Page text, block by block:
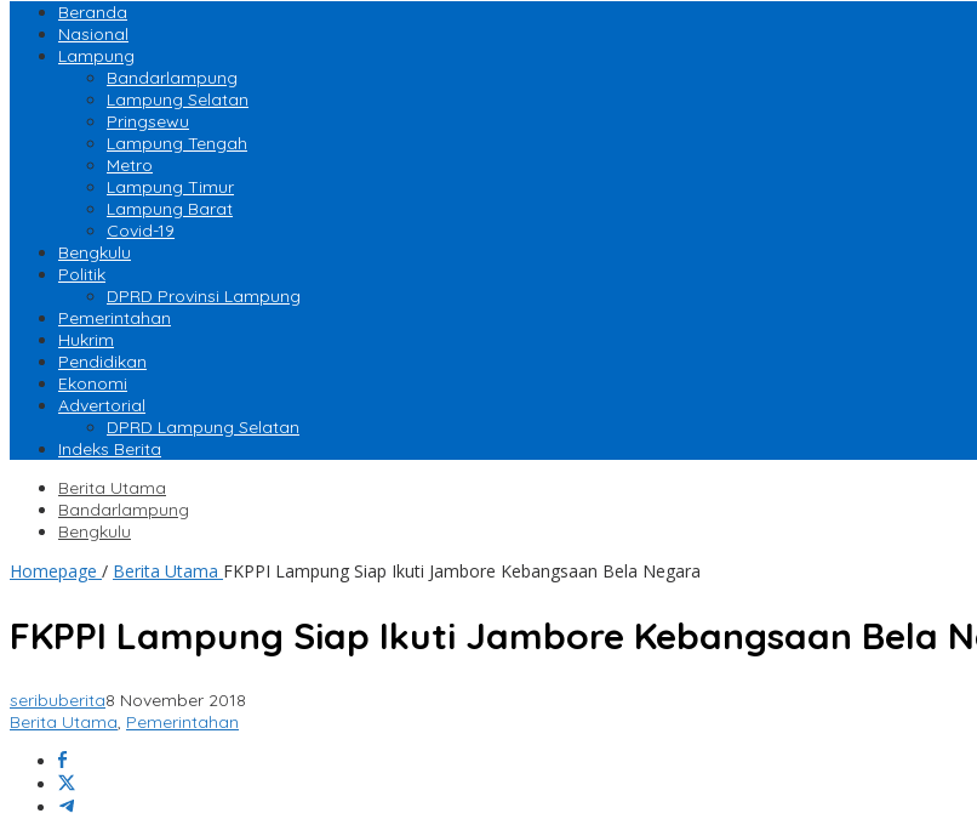
Beranda
Nasional
Lampung
Bandarlampung
Lampung Selatan
Pringsewu
Lampung Tengah
Metro
Lampung Timur
Lampung Barat
Covid-19
Bengkulu
Politik
DPRD Provinsi Lampung
Pemerintahan
Hukrim
Pendidikan
Ekonomi
Advertorial
DPRD Lampung Selatan
Indeks Berita
Berita Utama
Bandarlampung
Bengkulu
Homepage / Berita Utama FKPPI Lampung Siap Ikuti Jambore Kebangsaan Bela Negara
FKPPI Lampung Siap Ikuti Jambore Kebangsaan Bela
seribuberita8 November 2018
Berita Utama, Pemerintahan